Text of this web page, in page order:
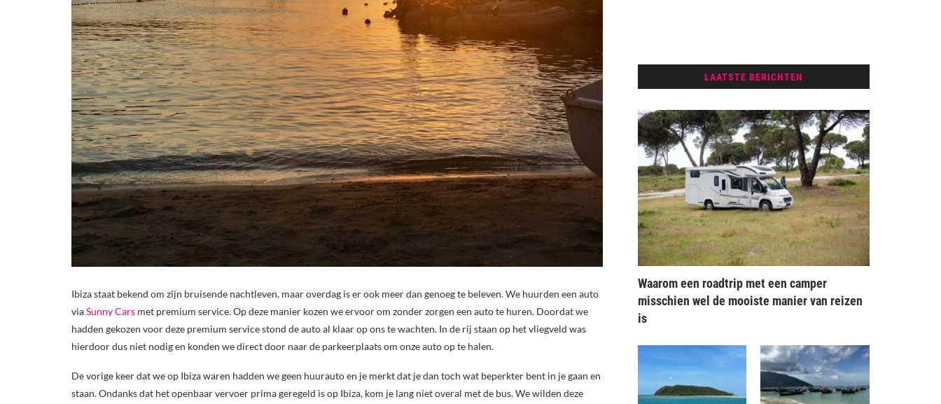
Ibiza staat bekend om zijn bruisende nachtleven, maar overdag is er ook meer dan genoeg te beleven. We huurden een auto
viaSunny Cars met premium service. Op deze manier kozen we ervoor om zonder zorgen een auto te huren. Doordat we
hadden gekozen voor deze premium service stond de auto al klaar op ons te wachten. In de rij staan op het vliegveld was
hierdoor dus niet nodig en konden we direct door naar de parkeerplaats om onze auto op te halen.
De vorige keer dat we op Ibiza waren hadden we geen huurauto en je merkt dat je dan toch wat beperkter bent in je gaan en
staan. Ondanks dat het openbaar vervoer prima geregeld is op Ibiza, kom je lang niet overal met de bus. We wilden deze
LAATSTE BERICHTEN
Waarom een roadtrip met een camper
misschien wel de mooiste manier van reizen
is